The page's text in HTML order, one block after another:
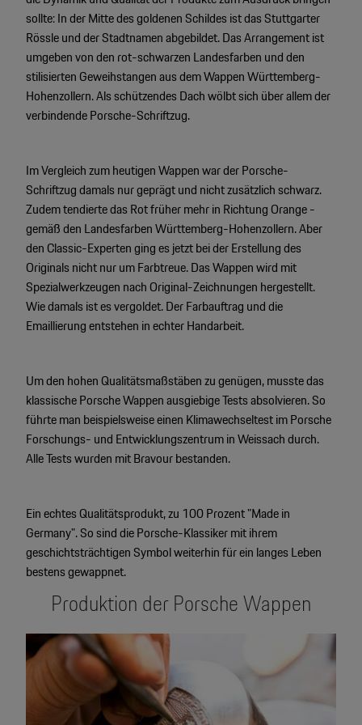
sollte: In der Mitte des goldenen Schildes ist das Stuttgarter
Rössle und der Stadtnamen abgebildet. Das Arrangement ist
umgeben von den rot-schwarzen Landesfarben und den
stilisierten Geweihstangen aus dem Wappen Württemberg-
Hohenzollern. Als schützendes Dach wölbt sich über allem der
verbindende Porsche-Schriftzug.
Im Vergleich zum heutigen Wappen war der Porsche-
Schriftzug damals nur geprägt und nicht zusätzlich schwarz.
Zudem tendierte das Rot früher mehr in Richtung Orange -
gemäß den Landesfarben Württemberg-Hohenzollern. Aber
den Classic-Experten ging es jetzt bei der Erstellung des
Originals nicht nur um Farbtreue. Das Wappen wird mit
Spezialwerkzeugen nach Original-Zeichnungen hergestellt.
Wie damals ist es vergoldet. Der Farbauftrag und die
Emaillierung entstehen in echter Handarbeit.
Um den hohen Qualitätsmaßstäben zu genügen, musste das
klassische Porsche Wappen ausgiebige Tests absolvieren. So
führte man beispielsweise einen Klimawechseltest im Porsche
Forschungs- und Entwicklungszentrum in Weissach durch.
Alle Tests wurden mit Bravour bestanden.
Ein echtes Qualitätsprodukt, zu 100 Prozent "Made in
Germany". So sind die Porsche-Klassiker mit ihrem
geschichtsträchtigen Symbol weiterhin für ein langes Leben
bestens gewappnet.
Produktion der Porsche Wappen